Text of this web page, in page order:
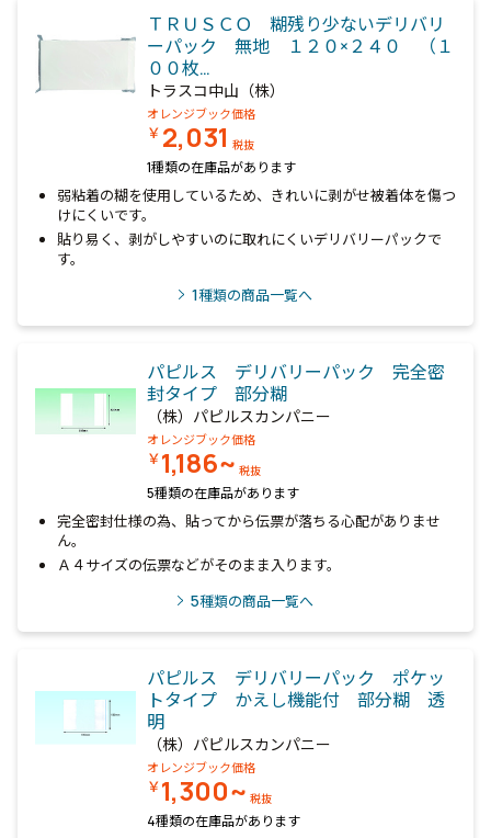
ＴＲＵＳＣＯ 糊残り少ないデリバリ
ーパック 無地 １２０×２４０ （１
００枚…
トラスコ中山（株）
オレンジブック価格
￥ 2,031 税抜
1種類の在庫品があります
弱粘着の糊を使用しているため、きれいに剥がせ被着体を傷つ
けにくいです。
貼り易く、剥がしやすいのに取れにくいデリバリーパックで
す。
1種類の商品一覧へ
パピルス デリバリーパック 完全密
封タイプ 部分糊
（株）パピルスカンパニー
オレンジブック価格
￥1,186~ 税抜
5種類の在庫品があります
完全密封仕様の為、貼ってから伝票が落ちる心配がありませ
ん。
Ａ４サイズの伝票などがそのまま入ります。
5種類の商品一覧へ
パピルス デリバリーパック ポケッ
トタイプ かえし機能付 部分糊 透
明
（株）パピルスカンパニー
オレンジブック価格
￥1,300~ 税抜
4種類の在庫品があります